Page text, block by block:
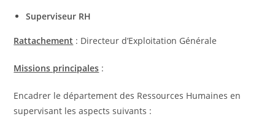
Superviseur RH
Rattachement : Directeur d’Exploitation Générale
Missions principales :
Encadrer le département des Ressources Humaines en
supervisant les aspects suivants :